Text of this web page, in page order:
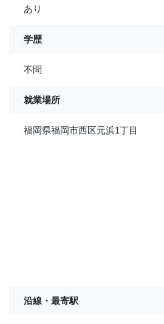
あり
学歴
不問
就業場所
福岡県福岡市西区元浜1丁目
沿線・最寄駅